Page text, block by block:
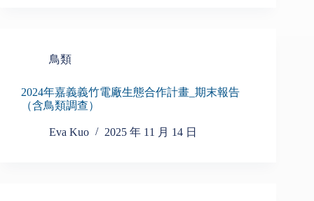
鳥類
2024年嘉義義竹電廠生態合作計畫_期末報告
（含鳥類調查）
Eva Kuo 2025 年 11 月 14 日